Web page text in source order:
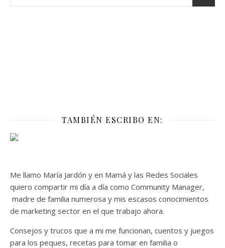
TAMBIÉN ESCRIBO EN:
Me llamo María Jardón y en Mamá y las Redes Sociales
quiero compartir mi día a día como Community Manager,
madre de familia numerosa y mis escasos conocimientos
de marketing sector en el que trabajo ahora.
Consejos y trucos que a mi me funcionan, cuentos y juegos
para los peques, recetas para tomar en familia o